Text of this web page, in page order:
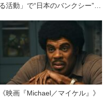
る活動」で“日本のバンクシー”が
《映画『Michael／マイケル』》